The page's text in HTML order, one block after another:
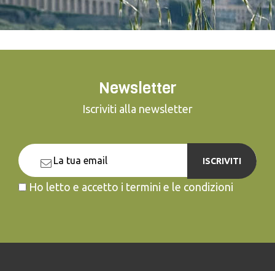
Newsletter
Iscriviti alla newsletter
ISCRIVITI
Ho letto e accetto i termini e le condizioni